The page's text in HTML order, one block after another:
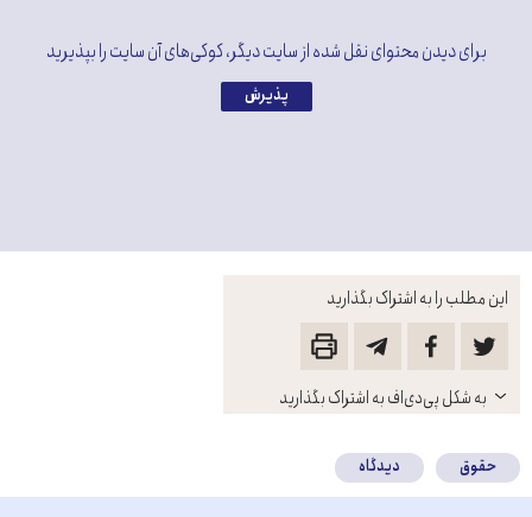
این مطلب را به اشتراک بگذارید
باز
کنید
به شکل پی‌دی‌اف به اشتراک بگذارید
برای دیدن محتوای نقل شده از سایت دیگر، کوکی‌های آن سایت را بپذیرید
پذیرش
حقوق دیدگاه